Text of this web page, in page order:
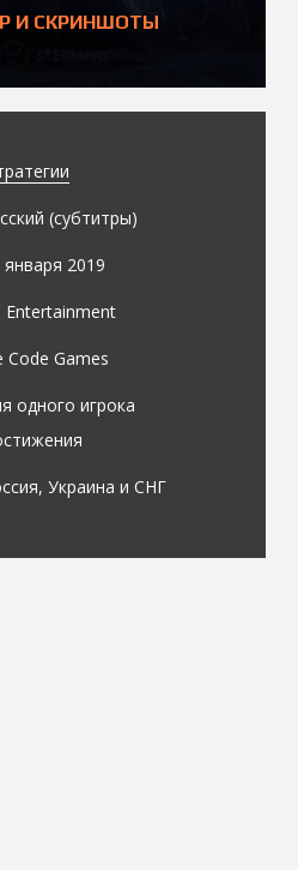
И СКРИНШОТЫ
(субтитры)
января 2019
Entertainment
Code Games
одного игрока
Украина и СНГ